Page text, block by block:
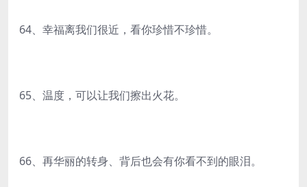
64、幸福离我们很近，看你珍惜不珍惜。
65、温度，可以让我们擦出火花。
66、再华丽的转身、背后也会有你看不到的眼泪。